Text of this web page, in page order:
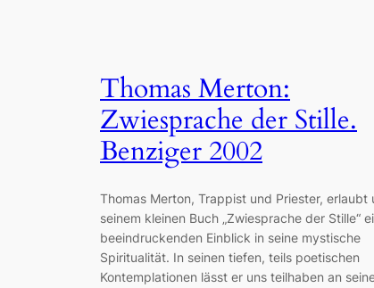
Thomas Merton:
Zwiesprache der Stille.
Benziger 2002
Thomas Merton, Trappist und Priester, erlaubt
seinem kleinen Buch „Zwiesprache der Stille“
beeindruckenden Einblick in seine mystische
Spiritualität. In seinen tiefen, teils poetischen
Kontemplationen lässt er uns teilhaben an